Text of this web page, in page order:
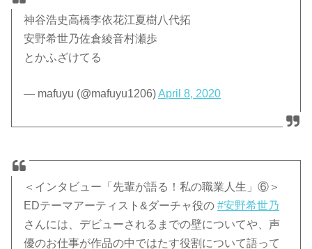
神谷浩史高橋李依花江夏樹八代拓
安野希世乃佐倉綾音村瀬歩
とかふざけてる
— mafuyu (@mafuyu1206)April 8, 2020
＜インタビュー「先輩が語る！私の職業人生」⑥＞
EDテーマアーティスト&ダーチャ役の#安野希世乃
さんには、デビューされるまでの壁についてや、声
優のお仕事が作品の中ではたす役割について語って